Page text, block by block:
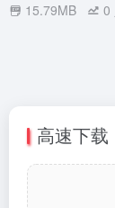
15.79MB 0
高速下载